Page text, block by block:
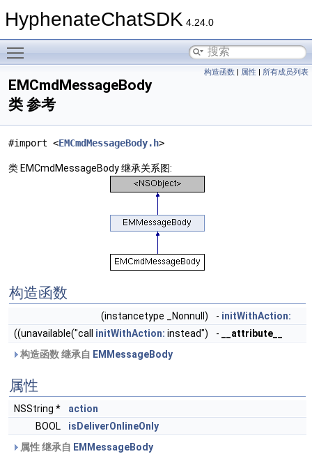
HyphenateChatSDK 4.24.0
构造函数 | 属性 | 所有成员列表
EMCmdMessageBody
类 参考
#import <EMCmdMessageBody.h>
类 EMCmdMessageBody 继承关系图:
构造函数
(instancetype _Nonnull) - initWithAction:
((unavailable("call initWithAction: instead") -
__attribute__
构造函数 继承自 EMMessageBody
属性
NSString *
action
BOOL
isDeliverOnlineOnly
属性 继承自 EMMessageBody